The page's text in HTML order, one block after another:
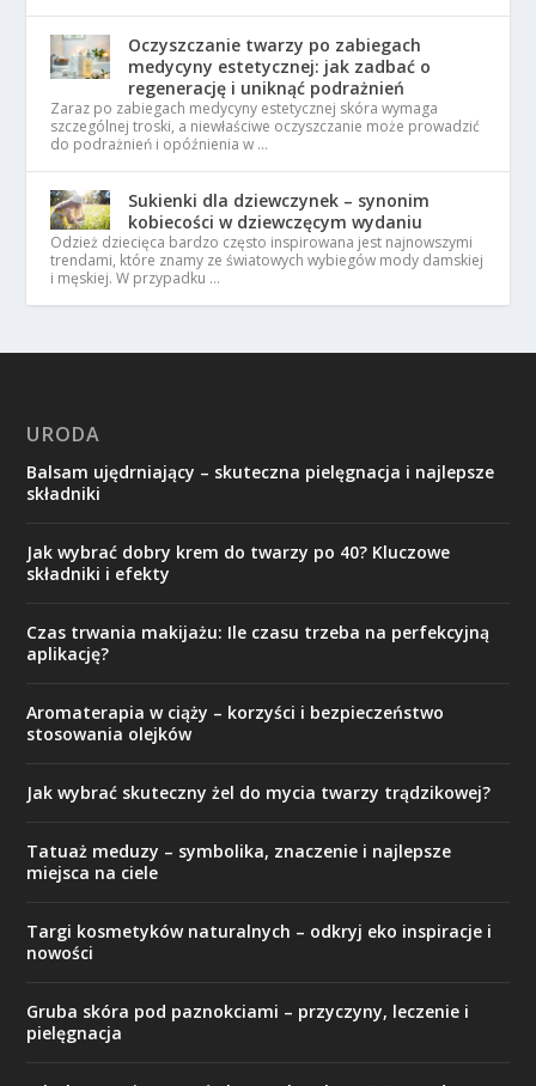
Oczyszczanie twarzy po zabiegach
medycyny estetycznej: jak zadbać o
regenerację i uniknąć podrażnień
Zaraz po zabiegach medycyny estetycznej skóra wymaga
szczególnej troski, a niewłaściwe oczyszczanie może prowadzić
do podrażnień i opóźnienia w …
Sukienki dla dziewczynek – synonim
kobiecości w dziewczęcym wydaniu
Odzież dziecięca bardzo często inspirowana jest najnowszymi
trendami, które znamy ze światowych wybiegów mody damskiej
i męskiej. W przypadku …
URODA
Balsam ujędrniający – skuteczna pielęgnacja i najlepsze
składniki
Jak wybrać dobry krem do twarzy po 40? Kluczowe
składniki i efekty
Czas trwania makijażu: Ile czasu trzeba na perfekcyjną
aplikację?
Aromaterapia w ciąży – korzyści i bezpieczeństwo
stosowania olejków
Jak wybrać skuteczny żel do mycia twarzy trądzikowej?
Tatuaż meduzy – symbolika, znaczenie i najlepsze
miejsca na ciele
Targi kosmetyków naturalnych – odkryj eko inspiracje i
nowości
Gruba skóra pod paznokciami – przyczyny, leczenie i
pielęgnacja